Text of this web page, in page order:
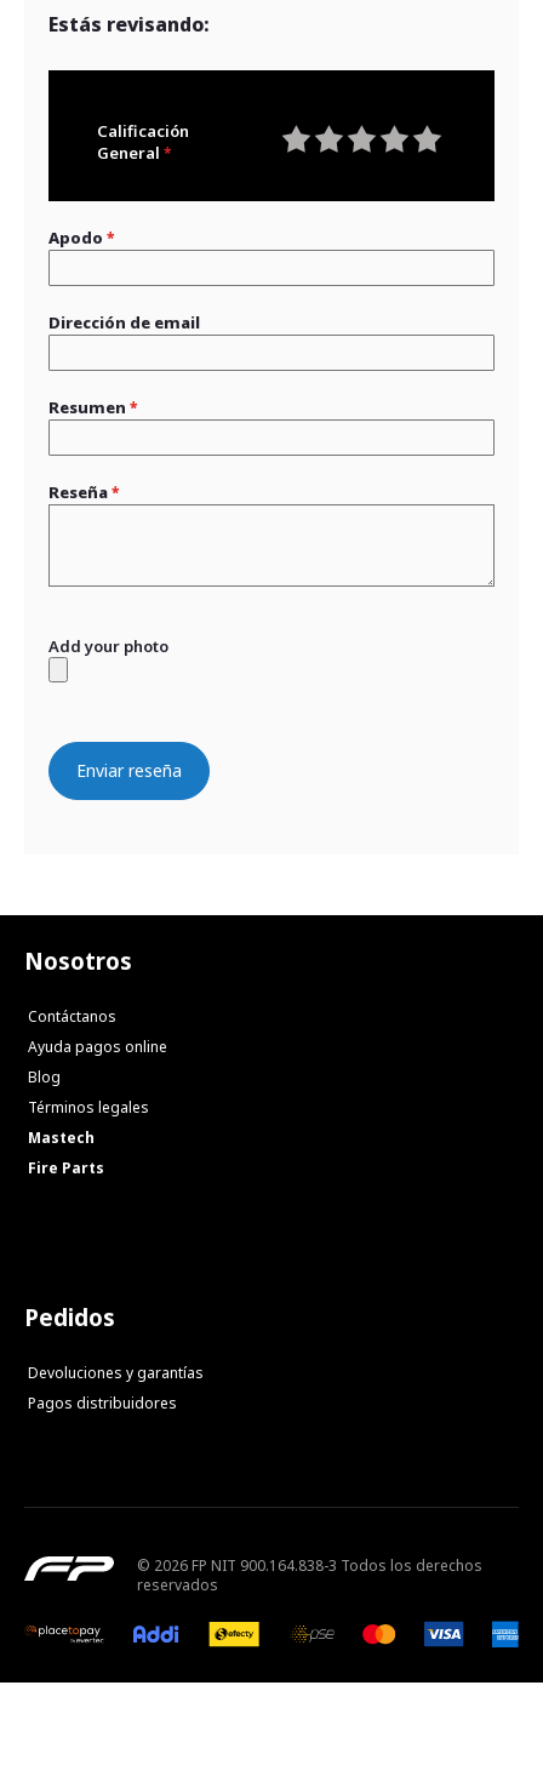
Estás revisando:
Calificación
General
Apodo
Dirección de email
Resumen
Reseña
Add your photo
Enviar reseña
Nosotros
Contáctanos
Ayuda pagos online
Blog
Términos legales
Mastech
Fire Parts
Pedidos
Devoluciones y garantías
Pagos distribuidores
© 2026 FP NIT 900.164.838-3 Todos los derechos
reservados